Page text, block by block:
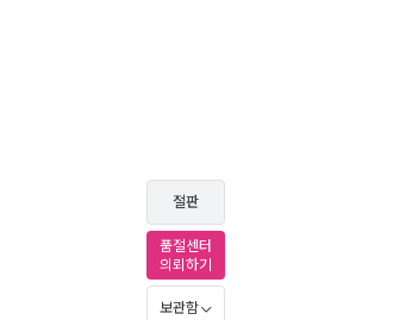
절판
품절센터
의뢰하기
보관함